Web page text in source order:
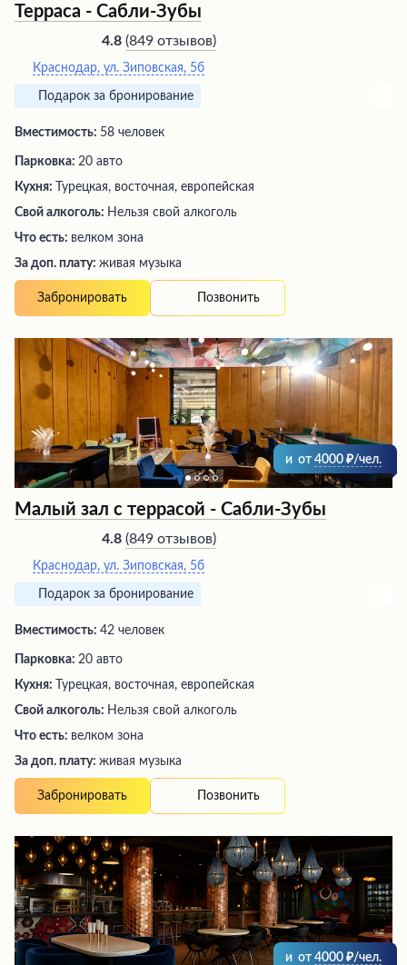
Терраса - Сабли-Зубы
4.8 (849 отзывов)
Краснодар, ул. Зиповская, 5б
Подарок за бронирование
Вместимость: 58 человек
Парковка: 20 авто
Кухня:
Турецкая, восточная, европейская
Свой алкоголь: Нельзя свой алкоголь
Что есть: велком зона
За доп. плату: живая музыка
Забронировать Позвонить
и от 4000 /чел.
Малый зал с террасой - Сабли-Зубы
4.8 (849 отзывов)
Краснодар, ул. Зиповская, 5б
Подарок за бронирование
Вместимость: 42 человек
Парковка: 20 авто
Кухня:
Турецкая, восточная, европейская
Свой алкоголь: Нельзя свой алкоголь
Что есть: велком зона
За доп. плату: живая музыка
Забронировать Позвонить
и от 4000 /чел.